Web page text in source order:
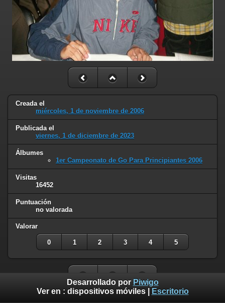
Creada el
miércoles, 1 de noviembre de 2006
Publicada el
viernes, 1 de diciembre de 2023
Álbumes
1er Campeonato de Go Para Principiantes 2006
Visitas
16452
Puntuación
no valorada
Valorar
0 1 2 3 4 5
Desarrollado por Piwigo
Ver en : dispositivos móviles| Escritorio